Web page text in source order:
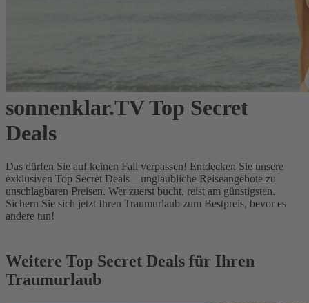
sonnenklar.TV Top Secret
Deals
Das dürfen Sie auf keinen Fall verpassen! Entdecken Sie unsere
exklusiven Top Secret Deals – unglaubliche Reiseangebote zu
unschlagbaren Preisen. Wer zuerst bucht, reist am günstigsten.
Sichern Sie sich jetzt Ihren Traumurlaub zum Bestpreis, bevor es
andere tun!
Weitere Top Secret Deals für Ihren
Traumurlaub